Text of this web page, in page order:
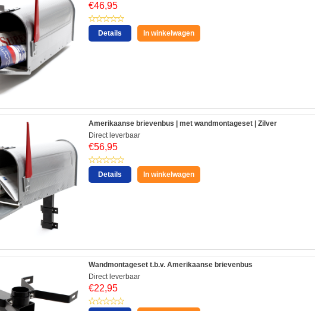
€46,95
Details In winkelwagen
Amerikaanse brievenbus | met wandmontageset | Zilver
Direct leverbaar
€56,95
Details In winkelwagen
Wandmontageset t.b.v. Amerikaanse brievenbus
Direct leverbaar
€22,95